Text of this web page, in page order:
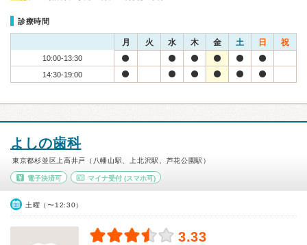
診療時間
月 火 水 木 金 土 日 祝
10:00-13:30
14:30-19:00
よしの歯科
東京都杉並区上高井戸（八幡山駅、上北沢駅、芦花公園駅）
電子決済可 マイナ受付(スマホ可)
土曜（〜12:30）
3.33